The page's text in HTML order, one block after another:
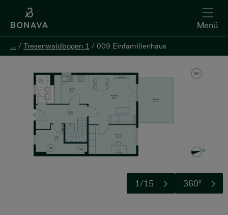
Menü
... / Tresenwaldbogen 1 / 009 Einfamilienhaus
1/15 360°
... / Tresenwaldbogen 1 / 009 Einfamilienhaus